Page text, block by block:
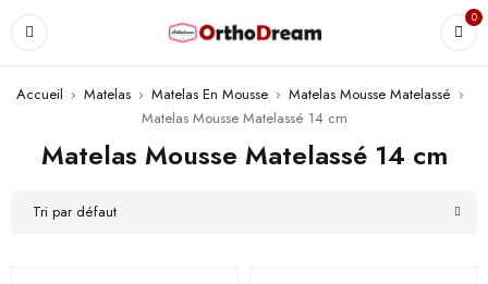
0
Accueil › Matelas › Matelas En Mousse › Matelas Mousse Matelassé ›
Matelas Mousse Matelassé 14 cm
Matelas Mousse Matelassé 14 cm
Tri par défaut